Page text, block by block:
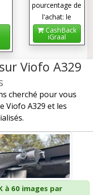
pourcentage de
l'achat: le
cashback !
CashBack
iGraal
Viofo A329
cherché pour vous
Viofo A329 et les
à 60 images par